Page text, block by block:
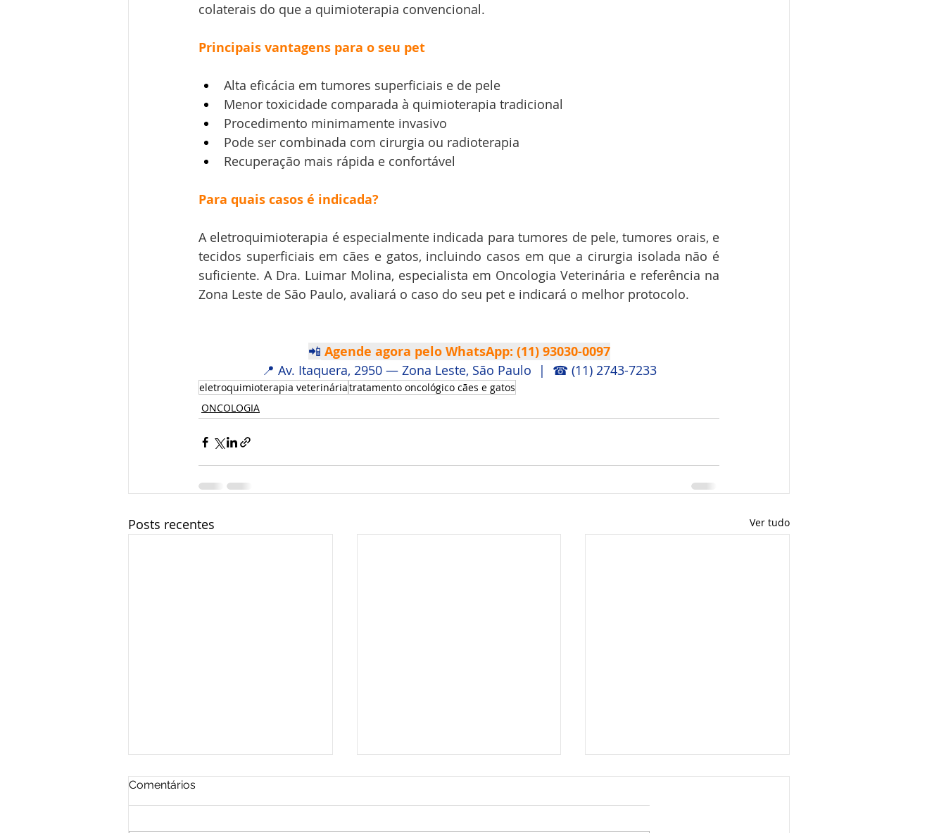
colaterais do que a quimioterapia convencional.
Principais vantagens para o seu pet
Alta eficácia em tumores superficiais e de pele
Menor toxicidade comparada à quimioterapia tradicional
Procedimento minimamente invasivo
Pode ser combinada com cirurgia ou radioterapia
Recuperação mais rápida e confortável
Para quais casos é indicada?
A eletroquimioterapia é especialmente indicada para tumores de pele,
tecidos superficiais em cães e gatos, incluindo casos em que a cirurgia isolada não é
suficiente. A Dra. Luimar Molina, especialista em Oncologia Veterinária e referência na
Zona Leste de São Paulo, avaliará o caso do seu pet e indicará o melhor protocolo.
📲 Agende agora pelo WhatsApp: (11) 93030-0097
📍 Av. Itaquera, 2950 — Zona Leste, São Paulo  |  ☎ (11) 2743-7233
eletroquimioterapia veterináriatratamento oncológico cães e gatos
ONCOLOGIA
Posts recentes Ver tudo
Comentários